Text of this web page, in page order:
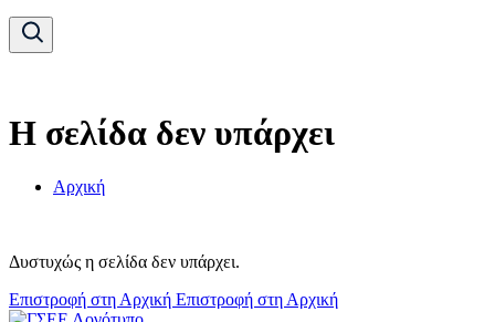
Η σελίδα δεν υπάρχει
Αρχική
Δυστυχώς η σελίδα δεν υπάρχει.
Επιστροφή στη Αρχική Επιστροφή στη Αρχική